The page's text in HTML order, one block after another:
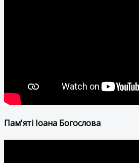
Пам'яті Іоана Богослова